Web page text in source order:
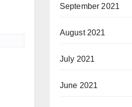
September 2021
August 2021
July 2021
June 2021